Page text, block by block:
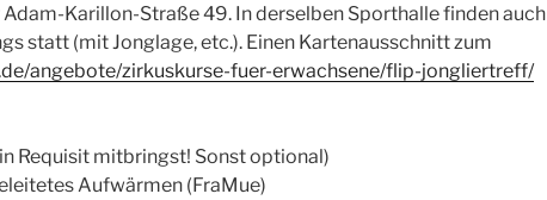
Karillon-Straße 49. In derselben Sporthalle finden auch
statt (mit Jonglage, etc.). Einen Kartenausschnitt zum
angebote/zirkuskurse-fuer-erwachsene/flip-jongliertreff/
Requisit mitbringst! Sonst optional)
Aufwärmen (FraMue)